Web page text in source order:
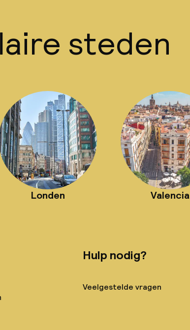
steden
Londen Valencia
Hulp nodig?
Veelgestelde vragen